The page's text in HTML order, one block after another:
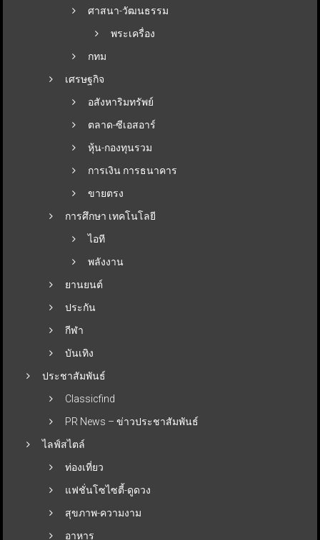
ศาสนา-วัฒนธรรม
พระเครื่อง
กทม
เศรษฐกิจ
อสังหาริมทรัพย์
ตลาด-ซีเอสอาร์
หุ้น-กองทุนรวม
การเงิน การธนาคาร
ขายตรง
การศึกษา เทคโนโลยี
ไอที
พลังงาน
ยานยนต์
ประกัน
กีฬา
บันเทิง
ประชาสัมพันธ์
Classicfind
PR News – ข่าวประชาสัมพันธ์
ไลฟ์สไตล์
ท่องเที่ยว
แฟชั่นโซไซตี้-ดูดวง
สุขภาพ-ความงาม
อาหาร